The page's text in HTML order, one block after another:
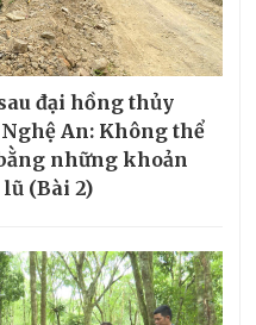
đại hồng thủy
An: Không thể
những khoản
lũ (Bài 2)